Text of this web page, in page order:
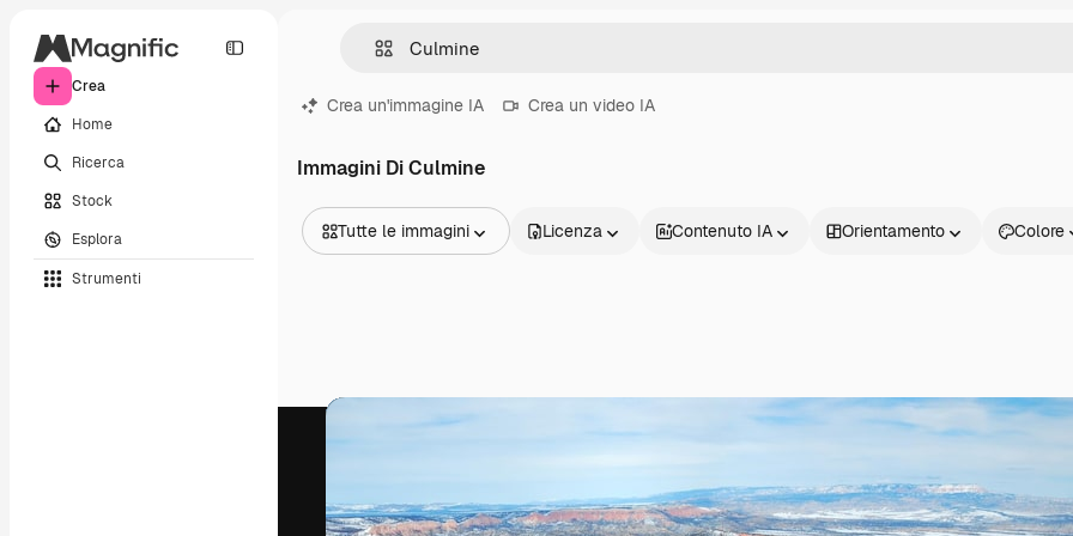
Crea
Home
Ricerca
Stock
Esplora
Strumenti
Crea un'immagine IA Crea un video IA
Immagini Di Culmine
Tutte le immagini
Video
Modelli 3D
Font
Licenza Contenuto IA Orientamento Colore
Prodotti Inizia